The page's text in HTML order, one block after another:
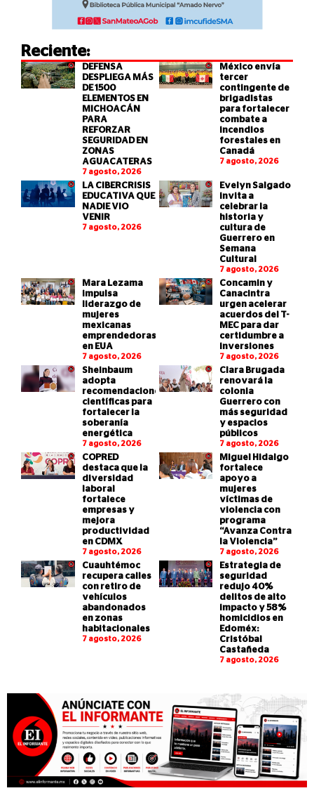
Reciente:
DEFENSA
DESPLIEGA MÁS
DE 1500
ELEMENTOS EN
MICHOACÁN
PARA
REFORZAR
SEGURIDAD EN
ZONAS
AGUACATERAS
7 agosto, 2026
México envía
tercer
contingente de
brigadistas
para fortalecer
combate a
incendios
forestales en
Canadá
7 agosto, 2026
LA CIBERCRISIS
EDUCATIVA QUE
NADIE VIO
VENIR
7 agosto, 2026
Evelyn Salgado
invita a
celebrar la
historia y
cultura de
Guerrero en
Semana
Cultural
7 agosto, 2026
Mara Lezama
impulsa
liderazgo de
mujeres
mexicanas
emprendedoras
en EUA
7 agosto, 2026
Concamin y
Canacintra
urgen acelerar
acuerdos del T-
MEC para dar
certidumbre a
inversiones
7 agosto, 2026
Sheinbaum
adopta
recomendaciones
científicas para
fortalecer la
soberanía
energética
7 agosto, 2026
Clara Brugada
renovará la
colonia
Guerrero con
más seguridad
y espacios
públicos
7 agosto, 2026
COPRED
destaca que la
diversidad
laboral
fortalece
empresas y
mejora
productividad
en CDMX
7 agosto, 2026
Miguel Hidalgo
fortalece
apoyo a
mujeres
víctimas de
violencia con
programa
“Avanza Contra
la Violencia”
7 agosto, 2026
Cuauhtémoc
recupera calles
con retiro de
vehículos
abandonados
en zonas
habitacionales
7 agosto, 2026
Estrategia de
seguridad
redujo 40%
delitos de alto
impacto y 58%
homicidios en
Edoméx:
Cristóbal
Castañeda
7 agosto, 2026